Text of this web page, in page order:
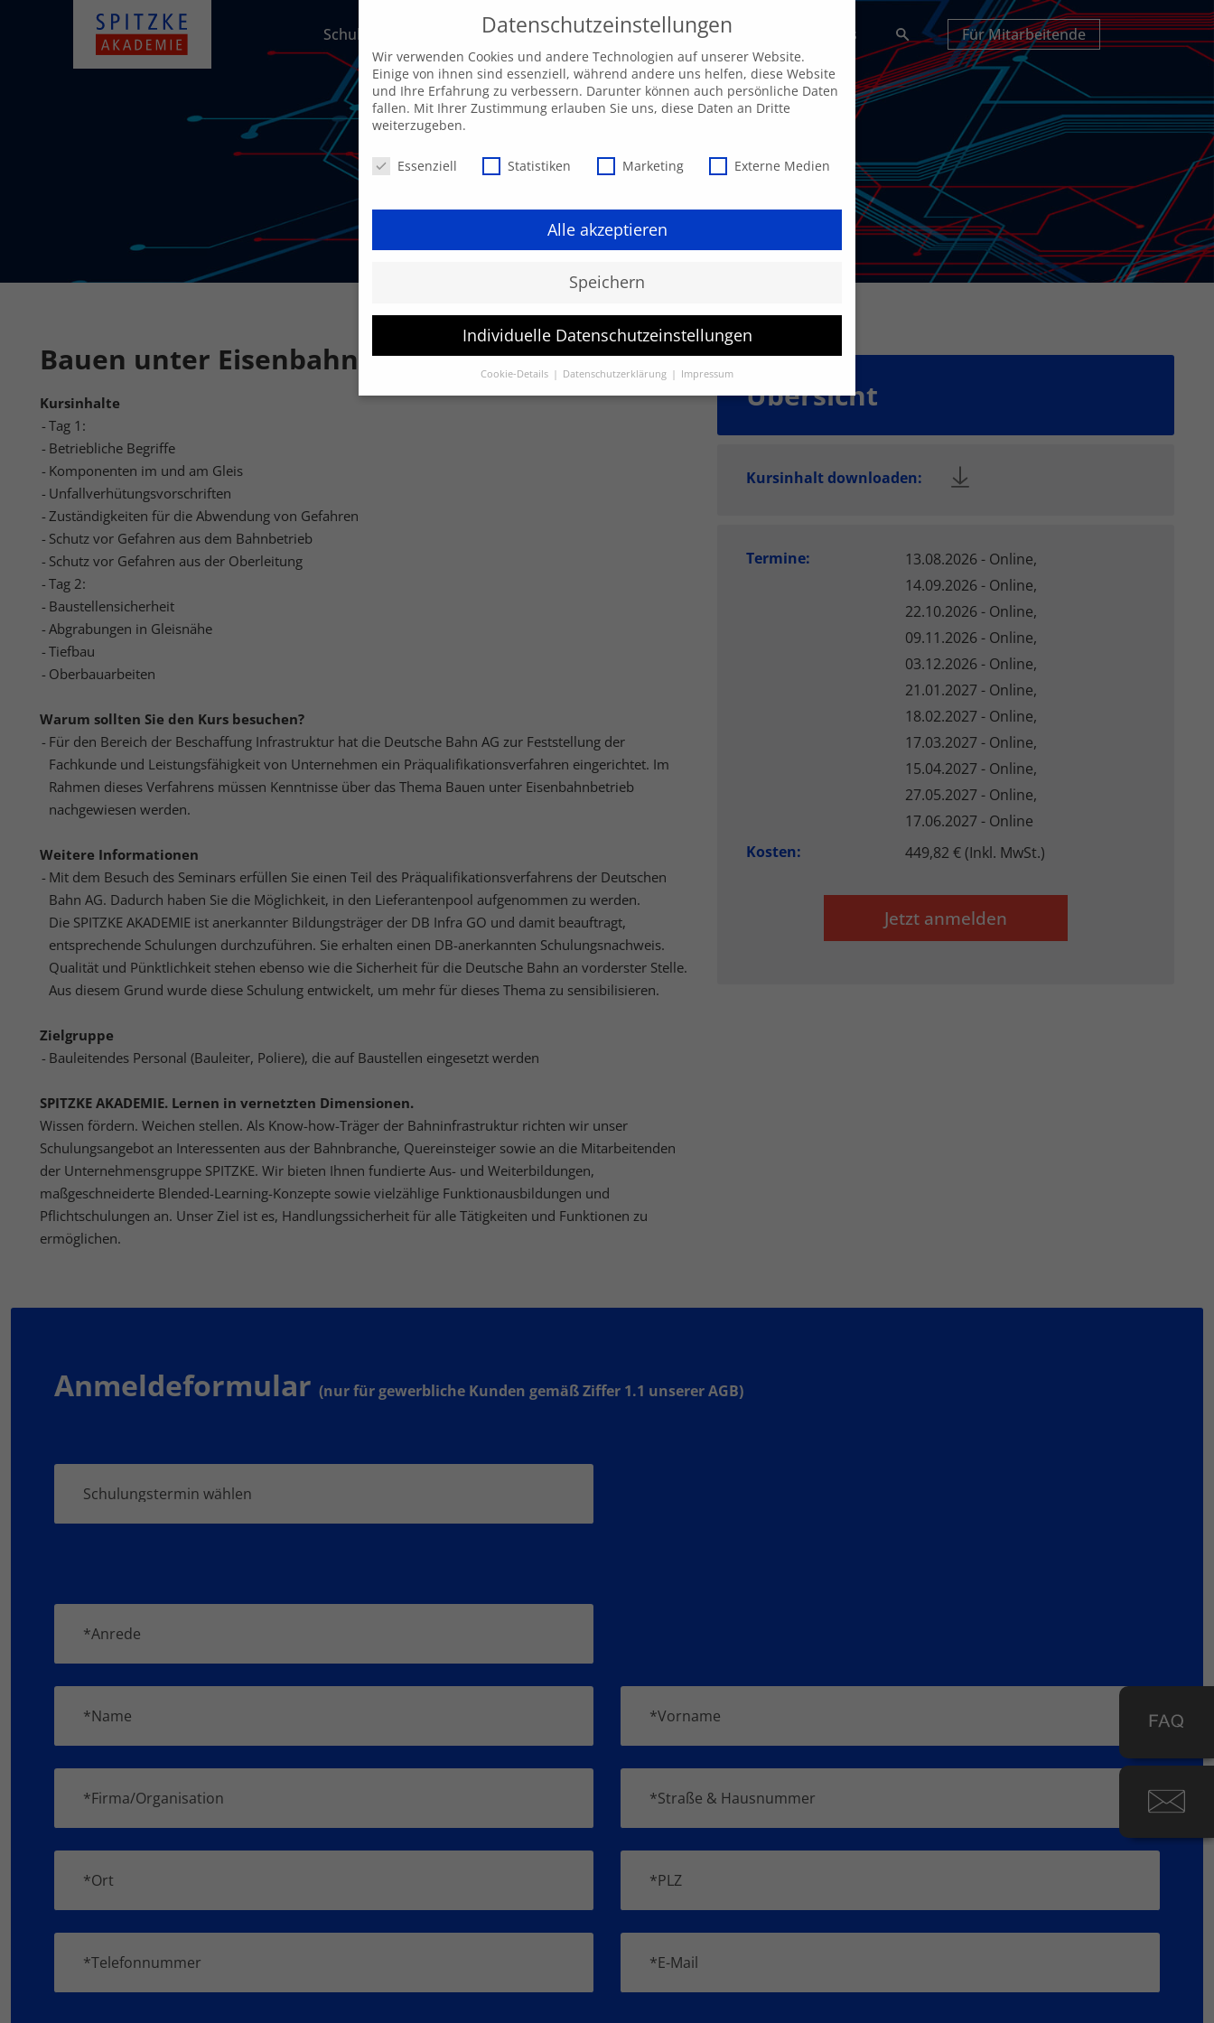
Schulungsangebot AKADEMIE Individuelle Anfrage Aktuelles
Suche
Für Mitarbeitende
Bauen unter Eisenbahnbetrieb
Kursinhalte
Tag 1:
Betriebliche Begriffe
Komponenten im und am Gleis
Unfallverhütungsvorschriften
Zuständigkeiten für die Abwendung von Gefahren
Schutz vor Gefahren aus dem Bahnbetrieb
Schutz vor Gefahren aus der Oberleitung
Tag 2:
Baustellensicherheit
Abgrabungen in Gleisnähe
Tiefbau
Oberbauarbeiten
Warum sollten Sie den Kurs besuchen?
Für den Bereich der Beschaffung Infrastruktur hat die Deutsche Bahn AG zur Feststellung der
Fachkunde und Leistungsfähigkeit von Unternehmen ein Präqualifikationsverfahren eingerichtet. Im
Rahmen dieses Verfahrens müssen Kenntnisse über das Thema Bauen unter Eisenbahnbetrieb
nachgewiesen werden.
Weitere Informationen
Mit dem Besuch des Seminars erfüllen Sie einen Teil des Präqualifikationsverfahrens der Deutschen
Bahn AG. Dadurch haben Sie die Möglichkeit, in den Lieferantenpool aufgenommen zu werden.
Die SPITZKE AKADEMIE ist anerkannter Bildungsträger der DB Infra GO und damit beauftragt,
entsprechende Schulungen durchzuführen. Sie erhalten einen DB-anerkannten Schulungsnachweis.
Qualität und Pünktlichkeit stehen ebenso wie die Sicherheit für die Deutsche Bahn an vorderster Stelle.
Aus diesem Grund wurde diese Schulung entwickelt, um mehr für dieses Thema zu sensibilisieren.
Zielgruppe
Bauleitendes Personal (Bauleiter, Poliere), die auf Baustellen eingesetzt werden
SPITZKE AKADEMIE. Lernen in vernetzten Dimensionen.
Wissen fördern. Weichen stellen. Als Know-how-Träger der Bahninfrastruktur richten wir unser
Schulungsangebot an Interessenten aus der Bahnbranche, Quereinsteiger sowie an die Mitarbeitenden
der Unternehmensgruppe SPITZKE. Wir bieten Ihnen fundierte Aus- und Weiterbildungen,
maßgeschneiderte Blended-Learning-Konzepte sowie vielzählige Funktionausbildungen und
Pflichtschulungen an. Unser Ziel ist es, Handlungssicherheit für alle Tätigkeiten und Funktionen zu
ermöglichen.
Übersicht
Kursinhalt downloaden:
Termine:
13.08.2026 - Online,
14.09.2026 - Online,
22.10.2026 - Online,
09.11.2026 - Online,
03.12.2026 - Online,
21.01.2027 - Online,
18.02.2027 - Online,
17.03.2027 - Online,
15.04.2027 - Online,
27.05.2027 - Online,
17.06.2027 - Online
Kosten:
449,82 € (Inkl. MwSt.)
Jetzt anmelden
Anmeldeformular (nur für gewerbliche Kunden gemäß Ziffer 1.1 unserer AGB)
Datenschutzeinstellungen
Wir verwenden Cookies und andere Technologien auf unserer Website.
Einige von ihnen sind essenziell, während andere uns helfen, diese Website
und Ihre Erfahrung zu verbessern. Darunter können auch persönliche Daten
fallen. Mit Ihrer Zustimmung erlauben Sie uns, diese Daten an Dritte
weiterzugeben.
Datenschutzeinstellungen
Essenziell Statistiken Marketing Externe Medien
Alle akzeptieren
Speichern
Individuelle Datenschutzeinstellungen
Cookie-Details Datenschutzerklärung Impressum
Datenschutzeinstellungen
Marketing (4)
Externe Medien (5)
Inhalte von Videoplattformen und Social-Media-Plattformen werden standardmäßig
blockiert. Wenn Cookies von externen Medien akzeptiert werden, bedarf der Zugriff auf
diese Inhalte keiner manuellen Einwilligung mehr.